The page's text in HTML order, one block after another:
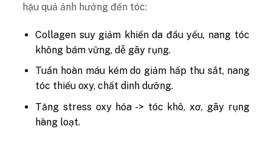
hậu quả ảnh hưởng đến tóc:
Collagen suy giảm khiến da đầu yếu, nang tóc
không bám vững, dễ gãy rụng.
Tuần hoàn máu kém do giảm hấp thu sắt, nang
tóc thiếu oxy, chất dinh dưỡng.
Tăng stress oxy hóa -> tóc khô, xơ, gãy rụng
hàng loạt.